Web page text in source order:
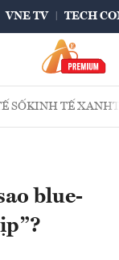
VNE TV TECH
SỐKINH TẾ XANH
blue-